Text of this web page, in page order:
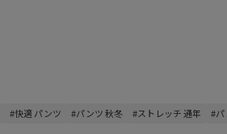
#快適 パンツ #パンツ 秋冬 #ストレッチ 通年 #パ